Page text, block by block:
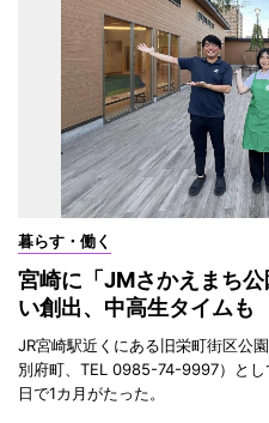
暮らす・働く
宮崎に「JMさかえまち
い創出、中高生タイムも
JR宮崎駅近くにある旧栄町街区公
別府町、TEL 0985-74-9997）と
日で1カ月がたった。